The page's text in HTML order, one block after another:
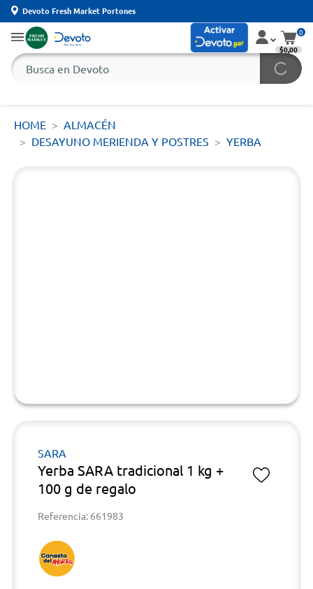
Devoto Fresh Market Portones
0
$0,00
HOME
ALMACÉN
DESAYUNO MERIENDA Y POSTRES
YERBA
SARA
Yerba SARA tradicional 1 kg +
100 g de regalo
Referencia: 661983